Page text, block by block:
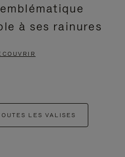
à ses rainures
LES VALISES